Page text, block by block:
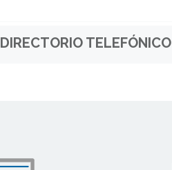
DIRECTORIO TELEFÓNICO